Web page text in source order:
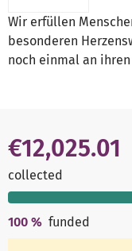
Wir erfüllen
besonderen
noch einmal an
€12,025.01
collected
100 % funded